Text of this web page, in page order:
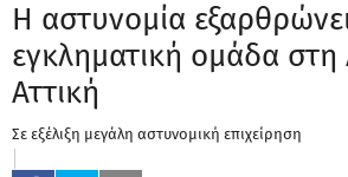
Η αστυνομία
εγκληματική ομάδα στη
Αττική
Σε εξέλιξη μεγάλη αστυνομική επιχείρηση